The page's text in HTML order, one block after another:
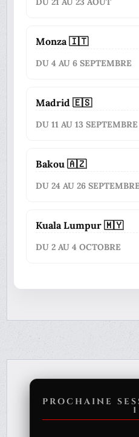
Monza 🇮🇹
DU 4 AU 6 SEPTEMBRE
Madrid 🇪🇸
DU 11 AU 13 SEPTEMBRE
Bakou 🇦🇿
DU 24 AU 26 SEPTEMBRE
Kuala Lumpur 🇲🇾
DU 2 AU 4 OCTOBRE
PROCHAINE
1